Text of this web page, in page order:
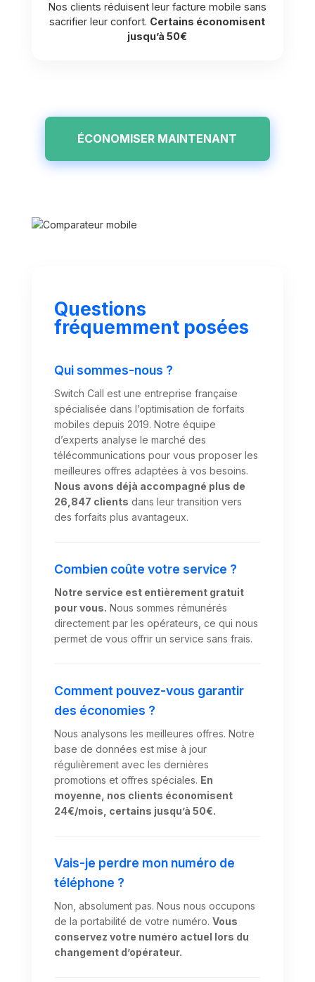
Nos clients réduisent leur facture mobile sans
sacrifier leur confort. Certains économisent
jusqu’à 50€
ÉCONOMISER MAINTENANT
Questions
fréquemment posées
Qui sommes-nous ?
Switch Call est une entreprise française
spécialisée dans l’optimisation de forfaits
mobiles depuis 2019. Notre équipe
d’experts analyse le marché des
télécommunications pour vous proposer les
meilleures offres adaptées à vos besoins.
Nous avons déjà accompagné plus de
26,847 clients dans leur transition vers
des forfaits plus avantageux.
Combien coûte votre service ?
Notre service est entièrement gratuit
pour vous. Nous sommes rémunérés
directement par les opérateurs, ce qui nous
permet de vous offrir un service sans frais.
Comment pouvez-vous garantir
des économies ?
Nous analysons les meilleures offres. Notre
base de données est mise à jour
régulièrement avec les dernières
promotions et offres spéciales. En
moyenne, nos clients économisent
24€/mois, certains jusqu’à 50€.
Vais-je perdre mon numéro de
téléphone ?
Non, absolument pas. Nous nous occupons
de la portabilité de votre numéro. Vous
conservez votre numéro actuel lors du
changement d’opérateur.